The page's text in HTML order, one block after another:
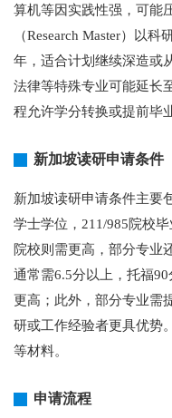
算机等因实践性强，可能
（Research Master）以
年，适合计划继续深造或
法律等特殊专业可能延长
程允许学分转换或提前毕
新加坡读研申请条件
新加坡读研申请条件主要
学士学位，211/985院校
院校则需更高，部分专业
通常需6.5分以上，托福
更高；此外，部分专业需
研或工作经验者更具优势
等材料。
申请流程